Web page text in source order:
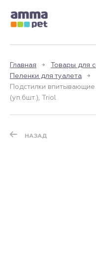
Главная Товары для
Пеленки для туалета
Подстилки
(уп.6шт.), Triol
НАЗАД